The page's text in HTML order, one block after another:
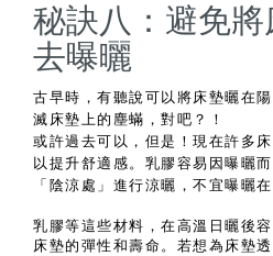
秘訣八：避免
去曝曬
古早時，有聽說可以將床墊曬在
滅床墊上的塵蟎，對吧？！
或許過去可以，但是！現在許多
以提升舒適感。乳膠容易因曝曬
「陰涼處」進行涼曬，不宜曝曬在
乳膠等這些材料，在高溫日曬後
床墊的彈性和壽命。若想為床墊